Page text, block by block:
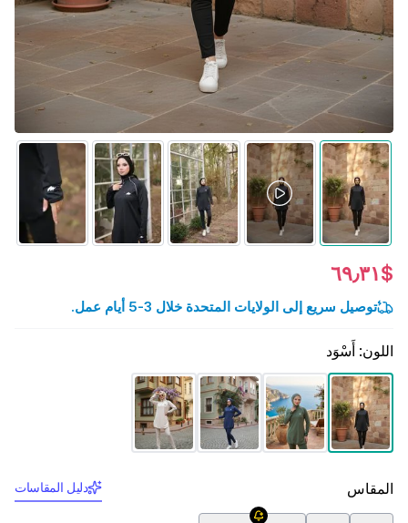
$٦٩٫٣١
توصيل سريع إلى الولايات المتحدة خلال 3-5 أيام عمل.
اللون: أَسْوَد
المقاس دليل المقاسات